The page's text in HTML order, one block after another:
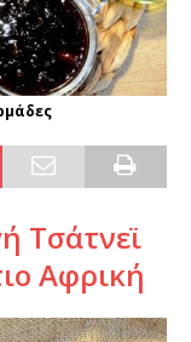
Τσάτνεϊ
Αφρική